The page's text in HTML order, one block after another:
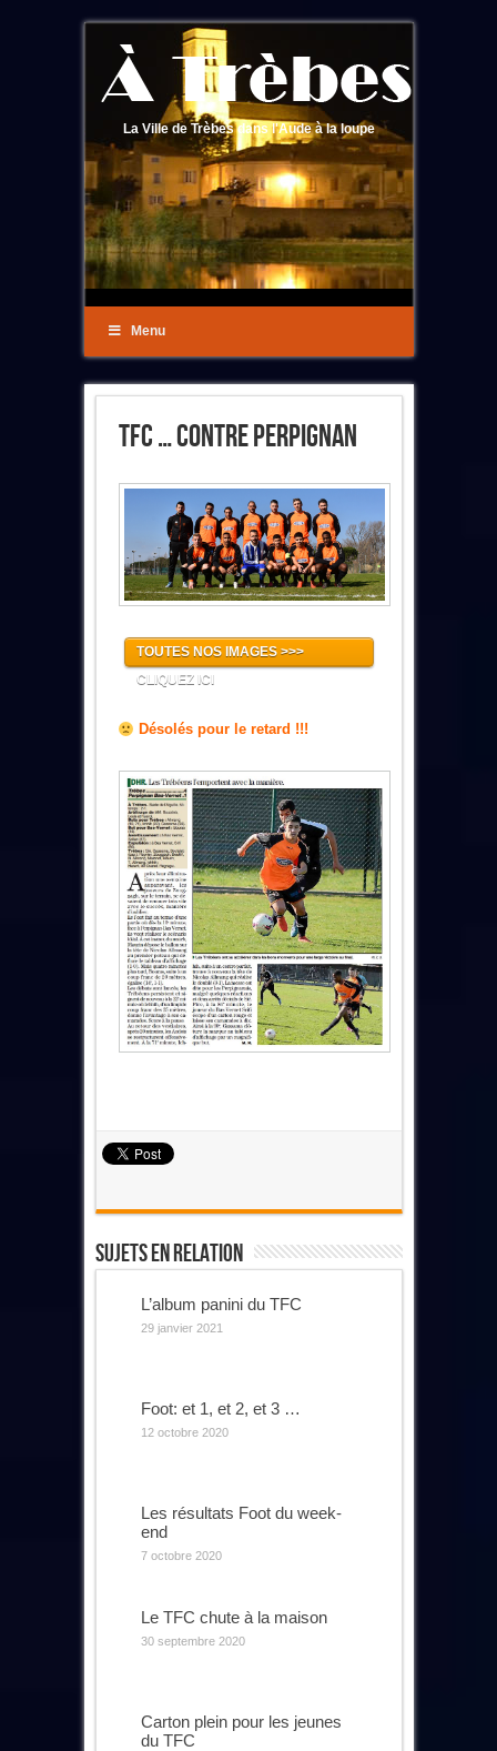
La Ville de Trèbes dans l'Aude à la loupe
Menu
TFC … Contre Perpignan
TOUTES NOS IMAGES >>>
CLIQUEZ ICI
Désolés pour le retard !!!
Sujets En Relation
L’album panini du TFC
29 janvier 2021
Foot: et 1, et 2, et 3 …
12 octobre 2020
Les résultats Foot du week-
end
7 octobre 2020
Le TFC chute à la maison
30 septembre 2020
Carton plein pour les jeunes
du TFC